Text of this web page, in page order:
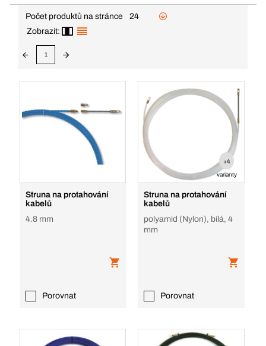
Počet produktů na stránce
24
Zobrazit:
1
Struna na protahování
kabelů
4.8 mm
Porovnat
+4
varianty
Struna na protahování
kabelů
polyamid (Nylon), bílá, 4
mm
Porovnat